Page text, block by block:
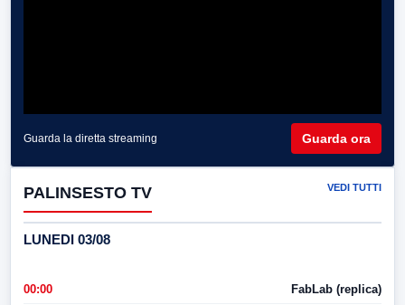
Guarda la diretta streaming Guarda ora
PALINSESTO TV VEDI TUTTI
LUNEDI 03/08
00:00 FabLab (replica)